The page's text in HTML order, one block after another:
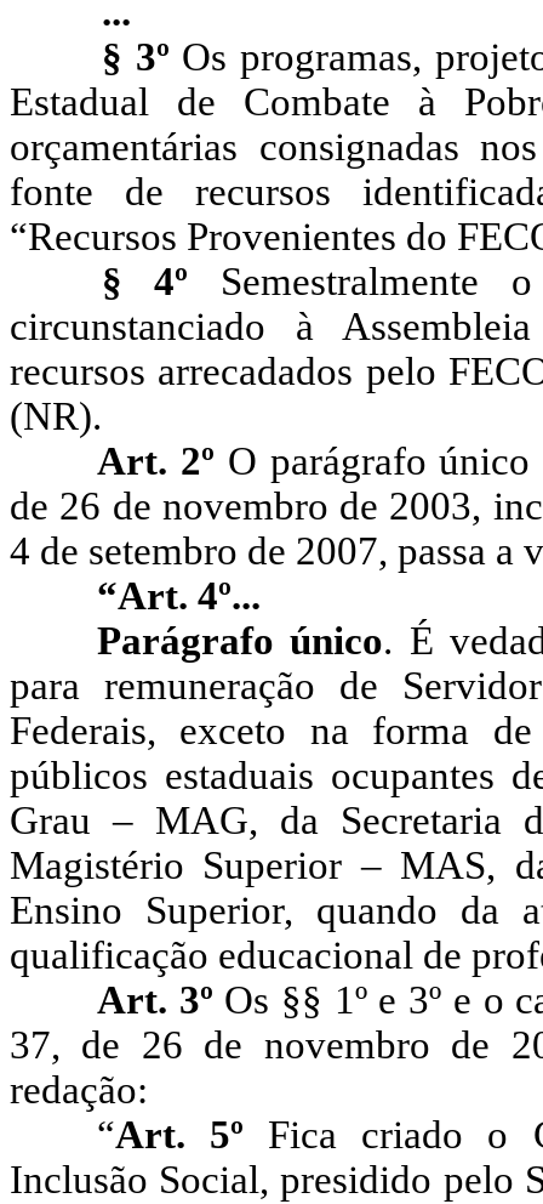
...
§ 3º Os programas,
Estadual de Combate à
orçamentárias consignadas
fonte de recursos
“Recursos Provenientes do
§4º Semestralmente
circunstanciado à Assembleia
recursos arrecadados pelo
(NR).
Art. 2º O parágrafo
de 26 de novembro de 2003,
4 de setembro de 2007, passa a
“Art. 4º...
Parágrafo único. É
para remuneração de
Federais, exceto na forma
públicos estaduais ocupantes
Grau – MAG, da Secretaria
Magistério Superior – MAS,
Ensino Superior, quando da
qualificação educacional de
Art. 3º Os §§ 1º e 3º e o
37, de 26 de novembro de
redação:
“Art. 5º Fica criado o
Inclusão Social, presidido pelo